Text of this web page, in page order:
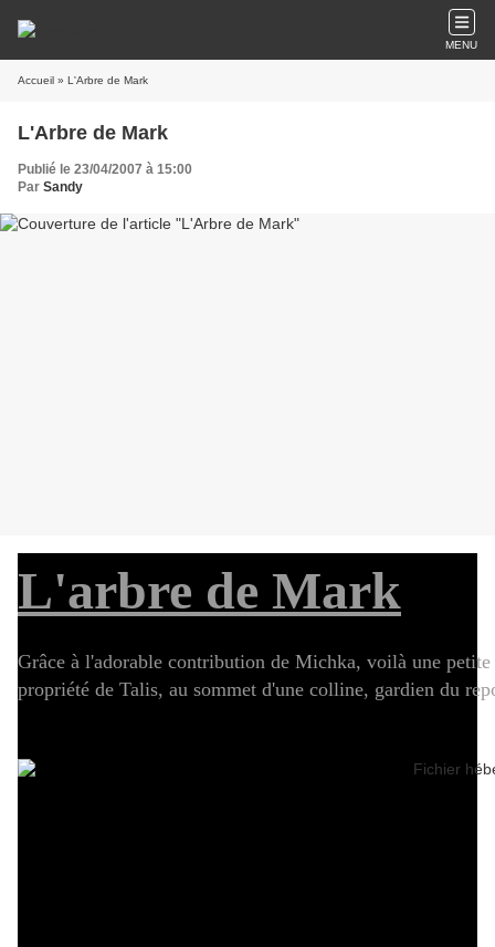
MENU
Accueil » L'Arbre de Mark
L'Arbre de Mark
Publié le 23/04/2007 à 15:00
Par Sandy
L'arbre de Mark
Grâce à l'adorable contribution de Michka, voilà une
propriété de Talis, au sommet d'une colline, gardien du